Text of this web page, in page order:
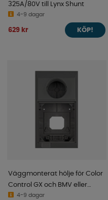
325A/80V till Lynx Shunt
4-9 dagar
629 kr KÖP!
Väggmonterat hölje för Color
Control GX och BMV eller
MPPT4-9 dagar